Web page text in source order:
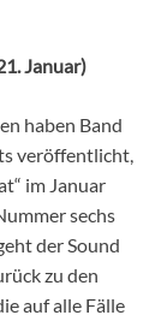
Januar)
haben Band
veröffentlicht,
im Januar
sechs
der Sound
zu den
auf alle Fälle